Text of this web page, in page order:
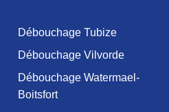
Débouchage Tubize
Débouchage Vilvorde
Débouchage Watermael-
Boitsfort